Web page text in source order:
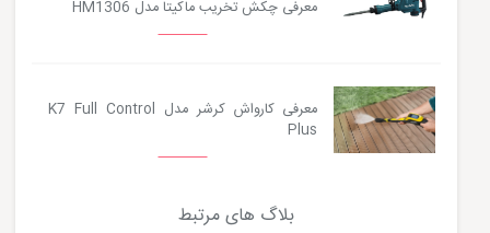
معرفی چکش تخریب ماکیتا مدل HM1306
معرفی کارواش کرشر مدل K7 Full Control
Plus
بلاگ های مرتبط